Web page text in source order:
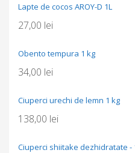
Lapte de cocos AROY-D 1L
27,00 lei
Obento tempura 1 kg
34,00 lei
Ciuperci urechi de lemn 1 kg
138,00 lei
Ciuperci shiitake dezhidratate -